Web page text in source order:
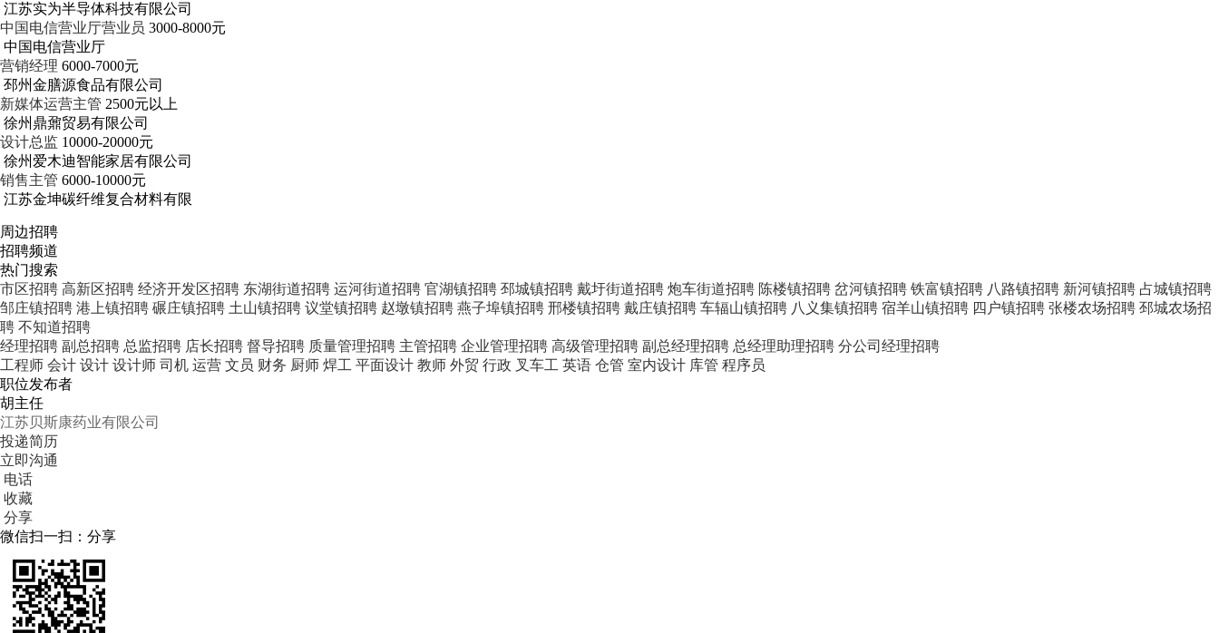
江苏实为半导体科技有限公司
中国电信营业厅营业员 3000-8000元
中国电信营业厅
营销经理 6000-7000元
邳州金膳源食品有限公司
新媒体运营主管 2500元以上
徐州鼎鼐贸易有限公司
设计总监 10000-20000元
徐州爱木迪智能家居有限公司
销售主管 6000-10000元
江苏金坤碳纤维复合材料有限
周边招聘
招聘频道
热门搜索
市区招聘 高新区招聘 经济开发区招聘 东湖街道招聘 运河街道招聘 官湖镇招聘 邳城镇招聘 戴圩街道招聘 炮车街道招聘 陈楼镇招聘 岔河镇招聘 铁富镇招聘 八路镇招聘 新河镇招聘 占城镇招聘
邹庄镇招聘 港上镇招聘 碾庄镇招聘 土山镇招聘 议堂镇招聘 赵墩镇招聘 燕子埠镇招聘 邢楼镇招聘 戴庄镇招聘 车辐山镇招聘 八义集镇招聘 宿羊山镇招聘 四户镇招聘 张楼农场招聘 邳城农场招
聘 不知道招聘
经理招聘 副总招聘 总监招聘 店长招聘 督导招聘 质量管理招聘 主管招聘 企业管理招聘 高级管理招聘 副总经理招聘 总经理助理招聘 分公司经理招聘
工程师 会计 设计 设计师 司机 运营 文员 财务 厨师 焊工 平面设计 教师 外贸 行政 叉车工 英语 仓管 室内设计 库管 程序员
职位发布者
胡主任
江苏贝斯康药业有限公司
投递简历
立即沟通
电话
收藏
分享
微信扫一扫：分享